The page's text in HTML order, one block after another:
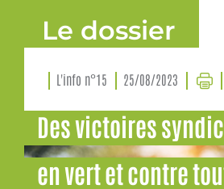
Le dossier
L'info n°15 25/08/2023
Des victoires
en vert et contre